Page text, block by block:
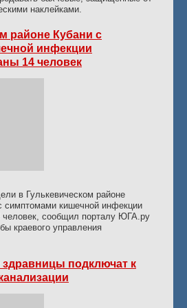
наклейками.
районе Кубани с
инфекции
14 человек
в Гулькевическом районе
симптомами кишечной инфекции
человек, сообщил порталу ЮГА.ру
краевого управления
здравницы подключат к